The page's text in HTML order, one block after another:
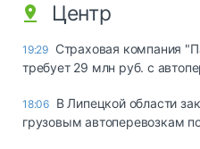
Центр
19:29 Страховая компания
требует 29 млн руб. с
18:06 В Липецкой области
грузовым автоперевозкам